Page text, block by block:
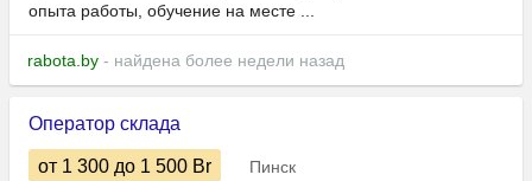
опыта работы, обучение на месте ...
rabota.by - найдена более недели назад
Оператор склада
от 1 300 до 1 500 Br
Пинск